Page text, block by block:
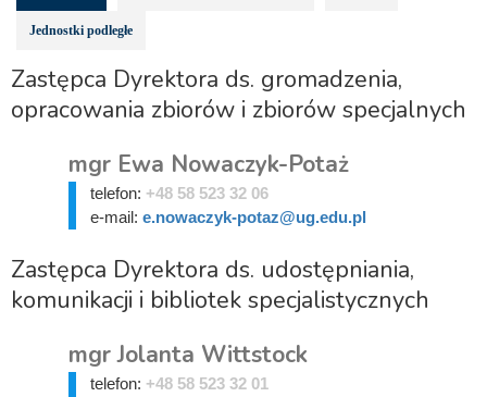
Jednostki podległe
Zastępca Dyrektora ds. gromadzenia,
opracowania zbiorów i zbiorów specjalnych
mgr Ewa Nowaczyk-Potaż
telefon: +48 58 523 32 06
e-mail: e.nowaczyk-potaz@ug.edu.pl
Zastępca Dyrektora ds. udostępniania,
komunikacji i bibliotek specjalistycznych
mgr Jolanta Wittstock
telefon: +48 58 523 32 01